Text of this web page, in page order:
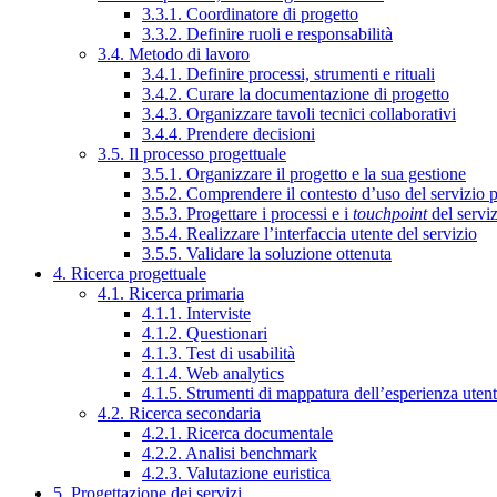
3.3.1. Coordinatore di progetto
3.3.2. Definire ruoli e responsabilità
3.4. Metodo di lavoro
3.4.1. Definire processi, strumenti e rituali
3.4.2. Curare la documentazione di progetto
3.4.3. Organizzare tavoli tecnici collaborativi
3.4.4. Prendere decisioni
3.5. Il processo progettuale
3.5.1. Organizzare il progetto e la sua gestione
3.5.2. Comprendere il contesto d’uso del servizio
3.5.3. Progettare i processi e i touchpointdel
3.5.4. Realizzare l’interfaccia utente del servizio
3.5.5. Validare la soluzione ottenuta
4. Ricerca progettuale
4.1. Ricerca primaria
4.1.1. Interviste
4.1.2. Questionari
4.1.3. Test di usabilità
4.1.4. Web analytics
4.1.5. Strumenti di mappatura dell’esperienza
4.2. Ricerca secondaria
4.2.1. Ricerca documentale
4.2.2. Analisi benchmark
4.2.3. Valutazione euristica
5. Progettazione dei servizi